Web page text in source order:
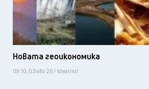
Новата геоикономика
09:10, 03 авг 26 / Idealisti